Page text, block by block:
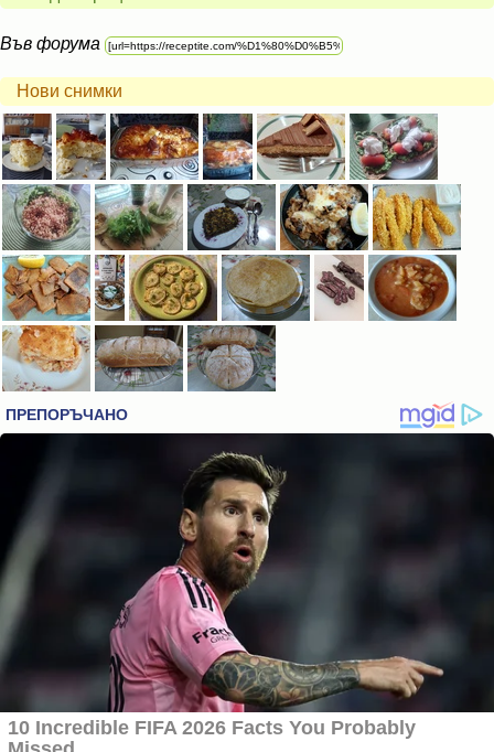
Във форума
Нови снимки